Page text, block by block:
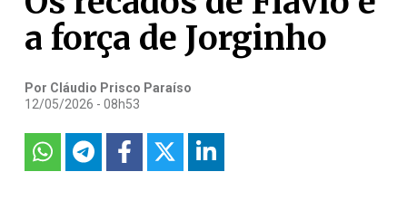
a força de Jorginho
Por Cláudio Prisco Paraíso
12/05/2026 - 08h53